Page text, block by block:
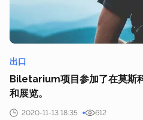
出口
Biletarium项目参加了在莫斯
和展览。
2020-11-13 18:35 612